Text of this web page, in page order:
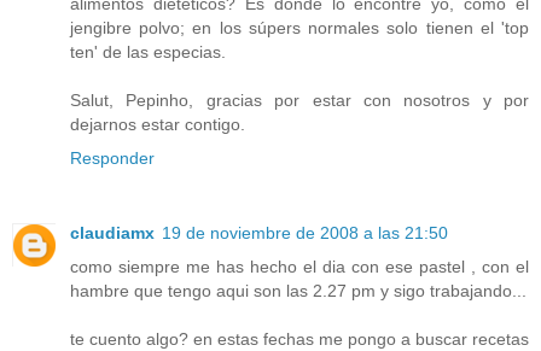
jengibre polvo; en los súpers normales solo tienen el 'top
ten' de las especias.
Salut, Pepinho, gracias por estar con nosotros y por
dejarnos estar contigo.
Responder
claudiamx 19 de noviembre de 2008 a las 21:50
como siempre me has hecho el dia con ese pastel , con el
hambre que tengo aqui son las 2.27 pm y sigo trabajando...
te cuento algo? en estas fechas me pongo a buscar recetas